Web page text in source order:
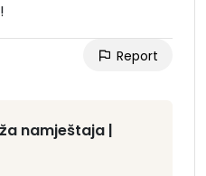
Report
namještaja |